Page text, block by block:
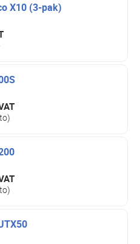
X10 (3-pak)